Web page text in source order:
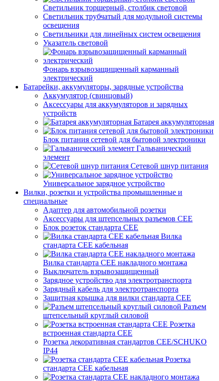
Светильник торшерный, столбик световой
Светильник трубчатый для модульной системы
освещения
Светильники для линейных систем освещения
Указатель световой
Фонарь взрывозащищенный карманный
электрический
Батарейки, аккумуляторы, зарядные устройства
Аккумулятор (свинцовый)
Аксессуары для аккумуляторов и зарядных
устройств
Батарея аккумуляторная
Блок питания сетевой для бытовой электроники
Гальванический
элемент
Сетевой шнур питания
Универсальное зарядное устройство
Вилки, розетки и устройства промышленные и
специальные
Адаптер для автомобильной розетки
Аксессуары для штепсельных разъемов CEE
Блок розеток стандарта CEE
Вилка
стандарта CEE кабельная
Вилка стандарта CEE накладного монтажа
Выключатель взрывозащищенный
Зарядное устройство для электротранспорта
Зарядный кабель для электротранспорта
Защитная крышка для вилки стандарта CEE
Разъем
штепсельный круглый силовой
Розетка
встроенная стандарта CEE
Розетка декоративная стандартов CEE/SCHUKO
IP44
Розетка
стандарта СЕЕ кабельная